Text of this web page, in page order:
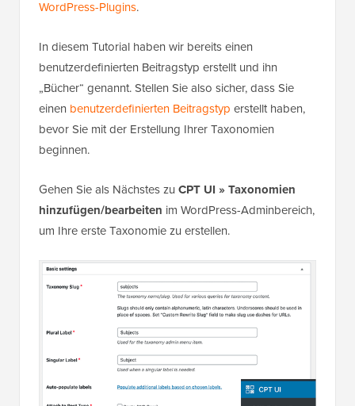
WordPress-Plugins.
In diesem Tutorial haben wir bereits einen
benutzerdefinierten Beitragstyp erstellt und ihn
„Bücher“ genannt. Stellen Sie also sicher, dass Sie
einen benutzerdefinierten Beitragstyp erstellt haben,
bevor Sie mit der Erstellung Ihrer Taxonomien
beginnen.
Gehen Sie als Nächstes zu CPT UI » Taxonomien
hinzufügen/bearbeiten im WordPress-Adminbereich,
um Ihre erste Taxonomie zu erstellen.